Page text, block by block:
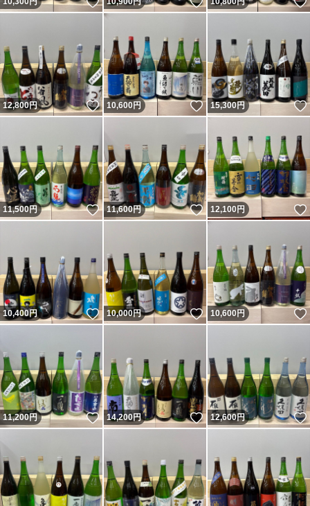
12,800円 いいね！
10,600円 いいね！
15,300円
11,500円 いいね！
11,600円 いいね！
12,100円
10,400円 いいね！
10,000円 いいね！
10,600円
11,200円 いいね！
14,200円 いいね！
12,600円